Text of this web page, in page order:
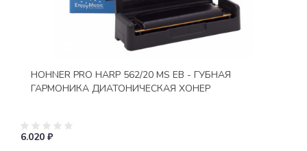
HOHNER PRO HARP 562/20 MS EB - ГУБНАЯ
ГАРМОНИКА ДИАТОНИЧЕСКАЯ ХОНЕР
6.020 ₽